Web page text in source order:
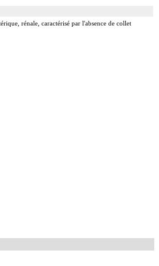
rénale, caractérisé par l'absence de collet
et son ablation. Elle inclut les responsabilités